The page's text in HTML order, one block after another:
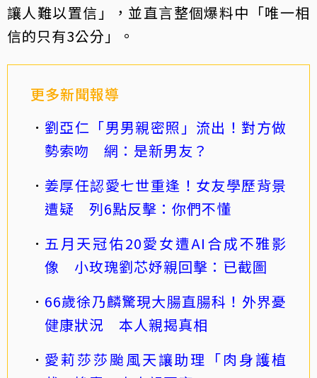
讓人難以置信」，並直言整個爆料中「唯一相
信的只有3公分」。
更多新聞報導
劉亞仁「男男親密照」流出！對方做
勢索吻 網：是新男友？
姜厚任認愛七世重逢！女友學歷背景
遭疑 列6點反擊：你們不懂
五月天冠佑20愛女遭AI合成不雅影
像 小玫瑰劉芯妤親回擊：已截圖
66歲徐乃麟驚現大腸直腸科！外界憂
健康狀況 本人親揭真相
愛莉莎莎颱風天讓助理「肉身護植